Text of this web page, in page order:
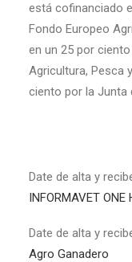
está cofinanciado
Fondo Europeo
en un 25 por
Agricultura, Pesca
ciento por la Junta
Date de alta y
INFORMAVET ONE
Date de alta y
Agro Ganadero